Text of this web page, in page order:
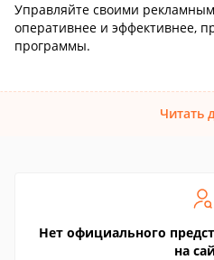
Управляйте своими
оперативнее и эффективнее,
программы.
Читать
Нет официального
на